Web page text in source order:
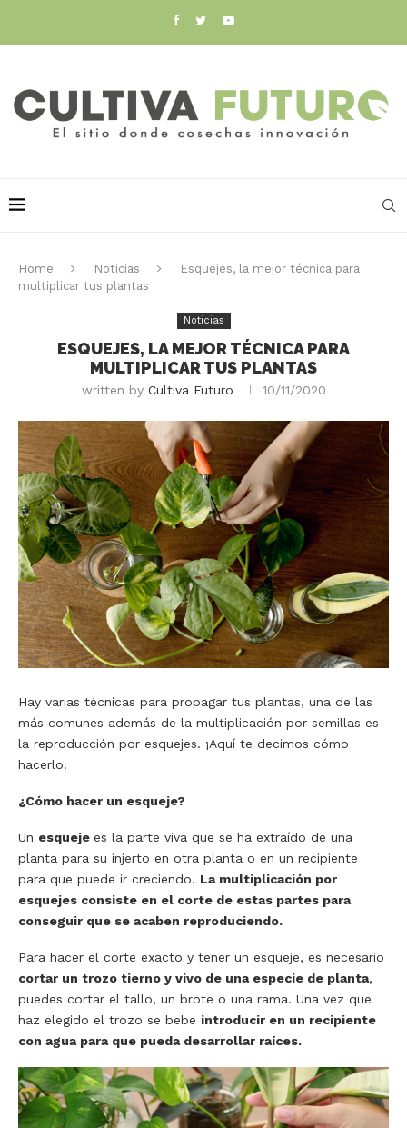
Home Noticias
Esquejes, la mejor técnica para
multiplicar tus plantas
Noticias
ESQUEJES, LA MEJOR TÉCNICA PARA
MULTIPLICAR TUS PLANTAS
written by Cultiva Futuro 10/11/2020
Hay varias técnicas para propagar tus plantas, una de las
más comunes además de la multiplicación por semillas es
la reproducción por esquejes. ¡Aquí te decimos cómo
hacerlo!
¿Cómo hacer un esqueje?
Un esqueje es la parte viva que se ha extraído de una
planta para su injerto en otra planta o en un recipiente
para que puede ir creciendo. La multiplicación por
esquejes consiste en el corte de estas partes para
conseguir que se acaben reproduciendo.
Para hacer el corte exacto y tener un esqueje, es necesario
cortar un trozo tierno y vivo de una especie de planta,
puedes cortar el tallo, un brote o una rama. Una vez que
haz elegido el trozo se bebe introducir en un recipiente
con agua para que pueda desarrollar raíces.